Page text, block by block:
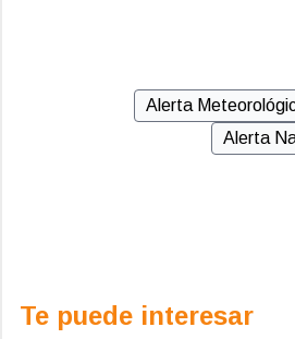
Alerta
Alerta
Te puede interesar